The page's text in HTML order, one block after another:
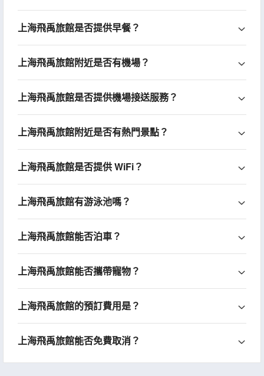
上海飛禹旅館是否提供早餐？
上海飛禹旅館附近是否有機場？
上海飛禹旅館是否提供機場接送服務？
上海飛禹旅館附近是否有熱門景點？
上海飛禹旅館是否提供 WiFi？
上海飛禹旅館有游泳池嗎？
上海飛禹旅館能否泊車？
上海飛禹旅館能否攜帶寵物？
上海飛禹旅館的預訂費用是？
上海飛禹旅館能否免費取消？